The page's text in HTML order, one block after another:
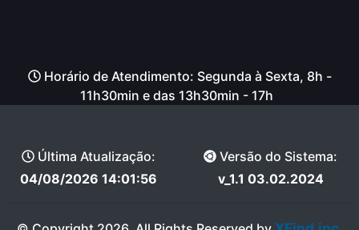
Horário de Atendimento: Segunda à Sexta, 8h -
11h30min e das 13h30min - 17h
Última Atualização:
04/08/2026 14:01:56
Versão do Sistema:
v_1.1 03.02.2024